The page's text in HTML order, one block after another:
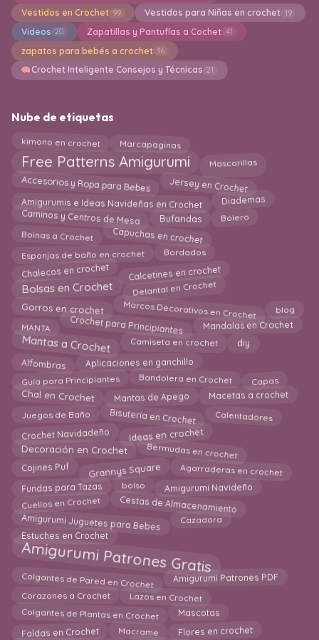
Vestidos en Crochet 99 Vestidos para Niñas en crochet 19
Videos 20 Zapatillas y Pantuflas a Cochet 41
zapatos para bebés a crochet 36
Crochet Inteligente Consejos y Técnicas 21
Nube de etiquetas
kimono en crochet Marcapaginas
Free Patterns Amigurumi Mascarillas
Accesorios y Ropa para Bebes Jersey en Crochet
Amigurumis e Ideas Navideñas en Crochet Diademas
Caminos y Centros de Mesa Bufandas Bolero
Boinas a Crochet Capuchas en crochet
Esponjas de baño en crochet Bordados
Chalecos en crochet Calcetines en crochet
Bolsas en Crochet Delantal en Crochet
Gorros en crochet Marcos Decorativos en Crochet blog
MANTA Crochet para Principiantes Mandalas en Crochet
Mantas a Crochet Camiseta en crochet diy
Alfombras Aplicaciones en ganchillo
Guía para Principiantes Bandolera en Crochet Capas
Chal en Crochet Mantas de Apego Macetas a crochet
Juegos de Baño Bisutería en Crochet Calentadores
Crochet Navidadeño Ideas en crochet
Decoración en Crochet Bermudas en crochet
Cojines Puf Grannys Square Agarraderas en crochet
Fundas para Tazas bolso Amigurumi Navideño
Cuellos en Crochet Cestas de Almacenamiento
Amigurumi Juguetes para Bebes Cazadora
Estuches en Crochet
Amigurumi Patrones Gratis
Colgantes de Pared en Crochet Amigurumi Patrones PDF
Corazones a Crochet Lazos en Crochet
Colgantes de Plantas en Crochet Mascotas
Faldas en Crochet Macrame Flores en crochet